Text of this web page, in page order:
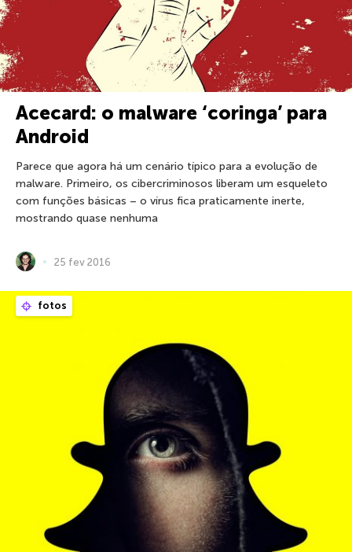
Acecard: o malware ‘coringa’ para
Android
Parece que agora há um cenário típico para a evolução de
malware. Primeiro, os cibercriminosos liberam um esqueleto
com funções básicas – o vírus fica praticamente inerte,
mostrando quase nenhuma
25 fev 2016
fotos